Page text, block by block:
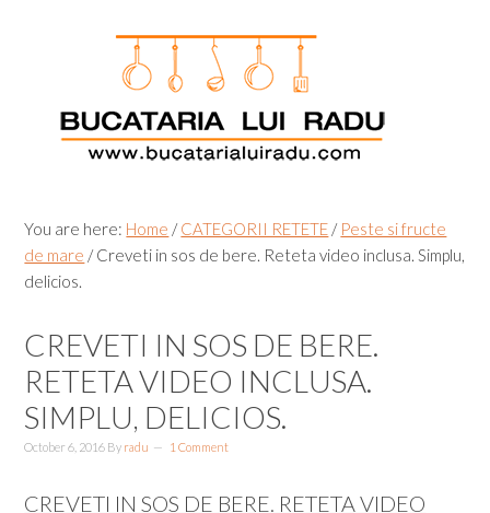
You are here: Home / CATEGORII RETETE / Peste si fructe
de mare /Creveti in sos de bere. Reteta video inclusa. Simplu,
delicios.
CREVETI IN SOS DE BERE.
RETETA VIDEO INCLUSA.
SIMPLU, DELICIOS.
October 6, 2016 By radu 1 Comment
CREVETI IN SOS DE BERE. RETETA VIDEO